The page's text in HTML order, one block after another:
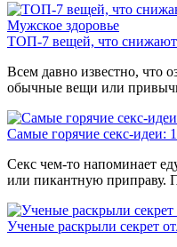
Мужское здоровье
ТОП-7 вещей, что снижают
Всем давно известно, что
обычные вещи или
Самые горячие секс-идеи:
Секс чем-то напоминает
или пикантную приправу.
Ученые раскрыли секрет